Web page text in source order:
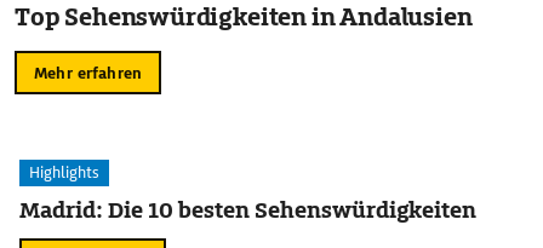
Top Sehenswürdigkeiten in Andalusien
Mehr erfahren
Highlights
Madrid: Die 10 besten Sehenswürdigkeiten